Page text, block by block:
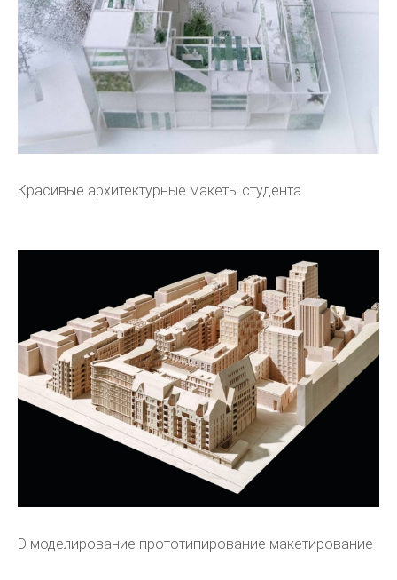
Красивые архитектурные макеты студента
D моделирование прототипирование макетирование